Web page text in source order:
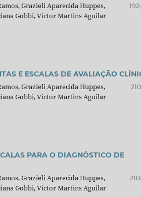
Grazieli Aparecida Huppes,
Gobbi, Victor Martins Aguilar
E ESCALAS DE AVALIAÇÃO
Grazieli Aparecida Huppes,
Gobbi, Victor Martins Aguilar
PARA O DIAGNÓSTICO DE
Grazieli Aparecida Huppes,
Gobbi, Victor Martins Aguilar